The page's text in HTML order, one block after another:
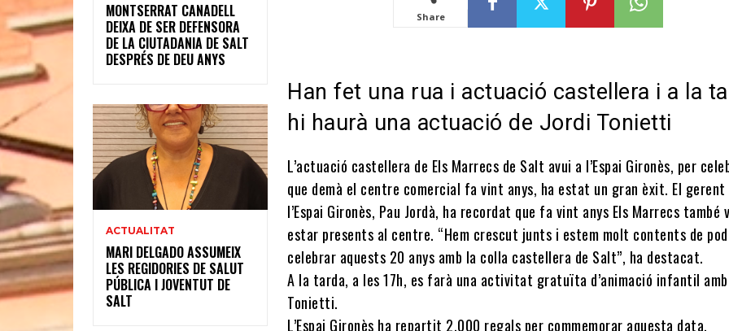
MONTSERRAT CANADELL
DEIXA DE SER DEFENSORA
DE LA CIUTADANIA DE SALT
DESPRÉS DE DEU ANYS
ACTUALITAT
MARI DELGADO ASSUMEIX
LES REGIDORIES DE SALUT
PÚBLICA I JOVENTUT DE
SALT
Share
Han fet una rua i actuació castellera i a la
hi haurà una actuació de Jordi Tonietti
L’actuació castellera de Els Marrecs de Salt avui a l’Espai Gironès, per
que demà el centre comercial fa vint anys, ha estat un gran èxit. El gerent
l’Espai Gironès, Pau Jordà, ha recordat que fa vint anys Els Marrecs també
estar presents al centre. “Hem crescut junts i estem molt contents de
celebrar aquests 20 anys amb la colla castellera de Salt”, ha destacat.
A la tarda, a les 17h, es farà una activitat gratuïta d’animació infantil
Tonietti.
L’Espai Gironès ha repartit 2.000 regals per commemorar aquesta data.